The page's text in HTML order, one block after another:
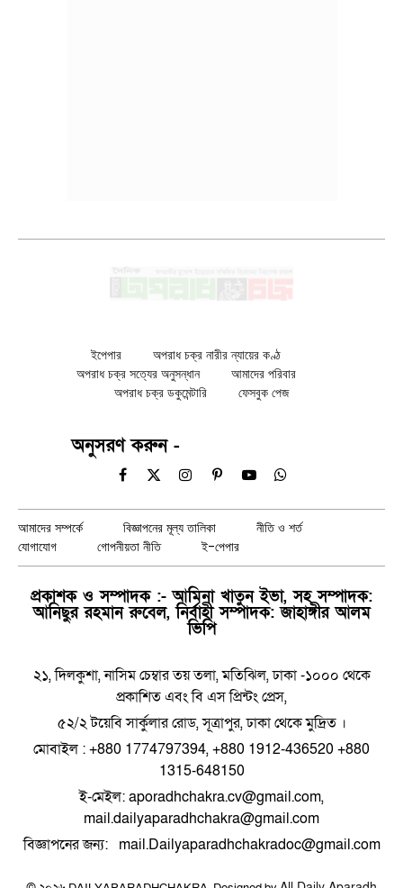
ইপেপার
অপরাধ চক্র নারীর ন্যায়ের কণ্ঠ
অপরাধ চক্র সত্যের অনুসন্ধান
আমাদের পরিবার
অপরাধ চক্র ডকুমেন্টারি
ফেসবুক পেজ
অনুসরণ করুন -
Facebook
X
InstagramPinterestYouTubeWhatsApp
আমাদের সম্পর্কে বিজ্ঞাপনের মূল্য তালিকা
নীতি ও শর্ত
যোগাযোগ
গোপনীয়তা নীতি ই-পেপার
প্রকাশক ও সম্পাদক :- আমিনা খাতুন ইভা, সহ সম্পাদক:
আনিছুর রহমান রুবেল, নির্বাহী সম্পাদক: জাহাঙ্গীর আলম
ভিপি
২১, দিলকুশা, নাসিম চেম্বার তয় তলা, মতিঝিল, ঢাকা -১০০০ থেকে
প্রকাশিত এবং বি এস প্রিন্টং প্রেস,
৫২/২ টয়েবি সার্কুলার রোড, সূত্রাপুর, ঢাকা থেকে মুদ্রিত ।
মোবাইল : +880 1774797394, +880 1912-436520 +880
1315-648150
ই-মেইল: aporadhchakra.cv@gmail.com,
mail.dailyaparadhchakra@gmail.com
বিজ্ঞাপনের জন্য: mail.Dailyaparadhchakradoc@gmail.com